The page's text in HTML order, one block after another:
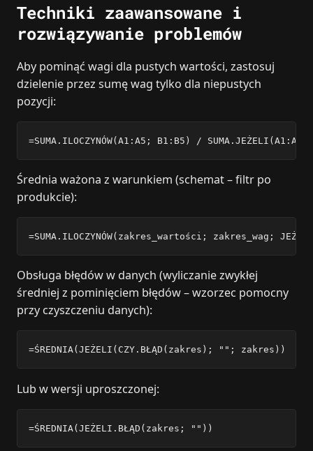
Techniki zaawansowane i
rozwiązywanie problemów
Aby pominąć wagi dla pustych wartości, zastosuj
dzielenie przez sumę wag tylko dla niepustych
pozycji:
=SUMA.ILOCZYNÓW(A1:A5; B1:B5) /
Średnia ważona z warunkiem (schemat – filtr po
produkcie):
=SUMA.ILOCZYNÓW(zakres_wartości; zakres_wag;
Obsługa błędów w danych (wyliczanie zwykłej
średniej z pominięciem błędów – wzorzec pomocny
przy czyszczeniu danych):
=ŚREDNIA(JEŻELI(CZY.BŁĄD(zakres); ""; zakres))
Lub w wersji uproszczonej:
=ŚREDNIA(JEŻELI.BŁĄD(zakres; ""))